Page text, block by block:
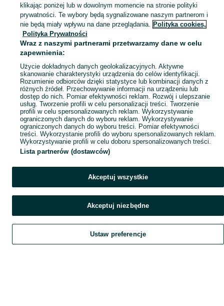
Mapa kategorii
Mapa miejscowości
Mapa ministron
Popularne wyszukiwania
Szukaj Obserwujesz Dodaj Czat Konto
klikając poniżej lub w dowolnym momencie na stronie polityki
prywatności. Te wybory będą sygnalizowane naszym partnerom i
nie będą miały wpływu na dane przeglądania. Polityka cookies,
Polityka Prywatności
Wraz z naszymi partnerami przetwarzamy dane w celu
zapewnienia:
Użycie dokładnych danych geolokalizacyjnych. Aktywne
skanowanie charakterystyki urządzenia do celów identyfikacji.
Rozumienie odbiorców dzięki statystyce lub kombinacji danych z
różnych źródeł. Przechowywanie informacji na urządzeniu lub
dostęp do nich. Pomiar efektywności reklam. Rozwój i ulepszanie
usług. Tworzenie profili w celu personalizacji treści. Tworzenie
profili w celu spersonalizowanych reklam. Wykorzystywanie
ograniczonych danych do wyboru reklam. Wykorzystywanie
ograniczonych danych do wyboru treści. Pomiar efektywności
treści. Wykorzystanie profili do wyboru spersonalizowanych reklam.
Wykorzystywanie profili w celu doboru spersonalizowanych treści.
Lista partnerów (dostawców)
Akceptuj wszystkie
Akceptuj niezbędne
Ustaw preferencje